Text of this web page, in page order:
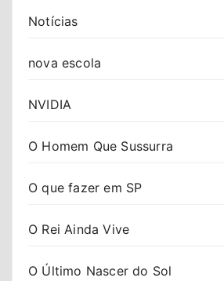
Notícias
nova escola
NVIDIA
O Homem Que Sussurra
O que fazer em SP
O Rei Ainda Vive
O Último Nascer do Sol